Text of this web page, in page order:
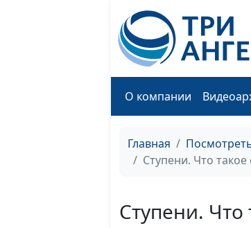
О компании
Главная
Ступени. Что
Ступени. Что